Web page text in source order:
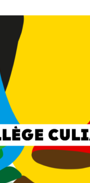
À LA PETITE